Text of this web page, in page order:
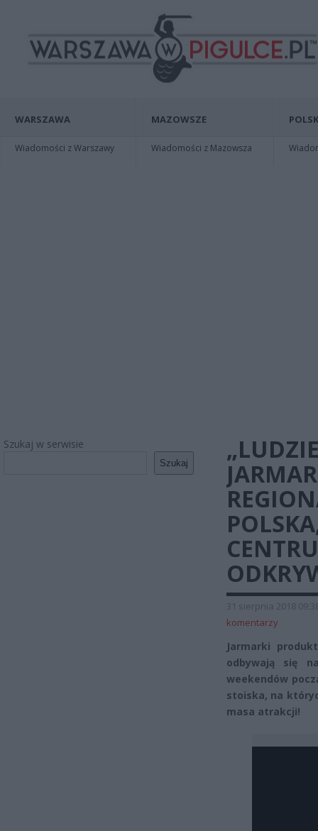
WARSZAWA
Wiadomości z Warszawy
MAZOWSZE
Wiadomości z Mazowsza
Szukaj w serwisie
Szukaj
31 sierpnia 2018
komentarzy
Jarmarki
odbywają się
weekendów
stoiska, na
masa atrakcji!